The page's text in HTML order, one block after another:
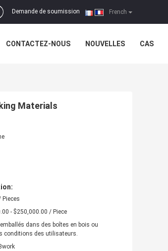
French
Demande de soumission |
CONTACTEZ-NOUS NOUVELLES CAS
Materials
Pieces
- $250,000.00 / Piece
emballés dans des boîtes en bois ou
conditions des utilisateurs.